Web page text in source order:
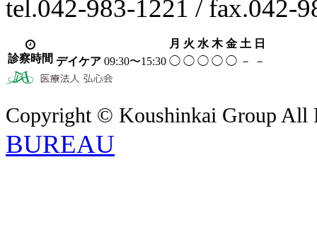
tel.042-983-1221 / fax.042-
診察時間
月 火 水 木 金 土 日
デイケア 09:30〜15:30 ◯ ◯ ◯ ◯ ◯ － －
Copyright © Koushinkai Group All
BUREAU